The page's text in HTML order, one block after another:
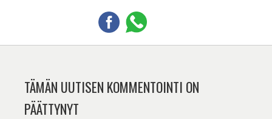
TÄMÄN UUTISEN KOMMENTOINTI ON
PÄÄTTYNYT